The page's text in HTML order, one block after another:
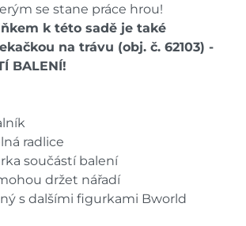
se stane práce hrou!
k této sadě je také
na trávu (obj. č. 62103) -
BALENÍ!
radlice
součástí balení
držet nářadí
s dalšími figurkami Bworld